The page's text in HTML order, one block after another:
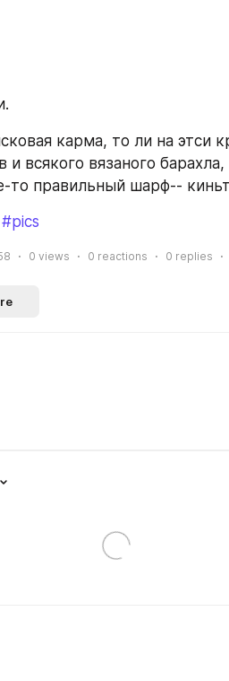
карма, то ли на этси
всякого вязаного
то правильный шарф--
#pics
0 views 0 reactions 0 replies